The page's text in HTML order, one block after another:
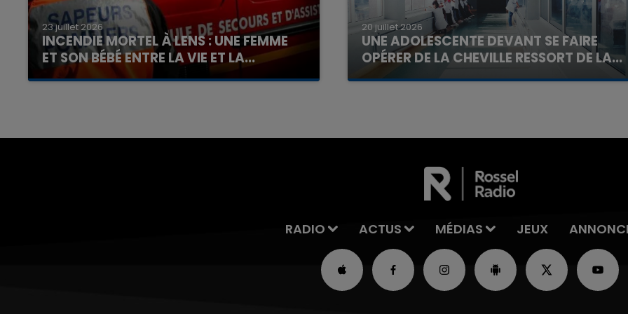
23 juillet 2026
INCENDIE MORTEL À LENS : UNE FEMME
ET SON BÉBÉ ENTRE LA VIE ET LA...
Un homme s'est immolé par le feu après avoir
20 juillet 2026
UNE ADOLESCENTE DEVANT SE FAIRE
OPÉRER DE LA CHEVILLE RESSORT DE LA...
La famille a porté plainte contre la clinique qui a
RADIO ACTUS MÉDIAS JEUX